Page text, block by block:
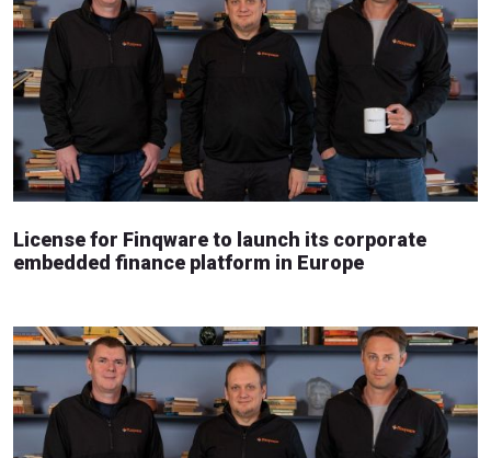
License for Finqware to launch its corporate
embedded finance platform in Europe